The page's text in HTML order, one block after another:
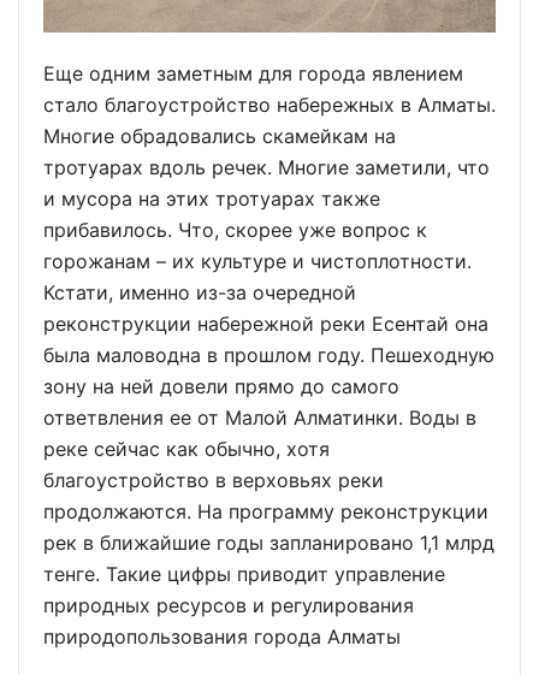
Еще одним заметным для города явлением
стало благоустройство набережных в Алматы.
Многие обрадовались скамейкам на
тротуарах вдоль речек. Многие заметили, что
и мусора на этих тротуарах также
прибавилось. Что, скорее уже вопрос к
горожанам – их культуре и чистоплотности.
Кстати, именно из-за очередной
реконструкции набережной реки Есентай она
была маловодна в прошлом году. Пешеходную
зону на ней довели прямо до самого
ответвления ее от Малой Алматинки. Воды в
реке сейчас как обычно, хотя
благоустройство в верховьях реки
продолжаются. На программу реконструкции
рек в ближайшие годы запланировано 1,1 млрд
тенге. Такие цифры приводит управление
природных ресурсов и регулирования
природопользования города Алматы